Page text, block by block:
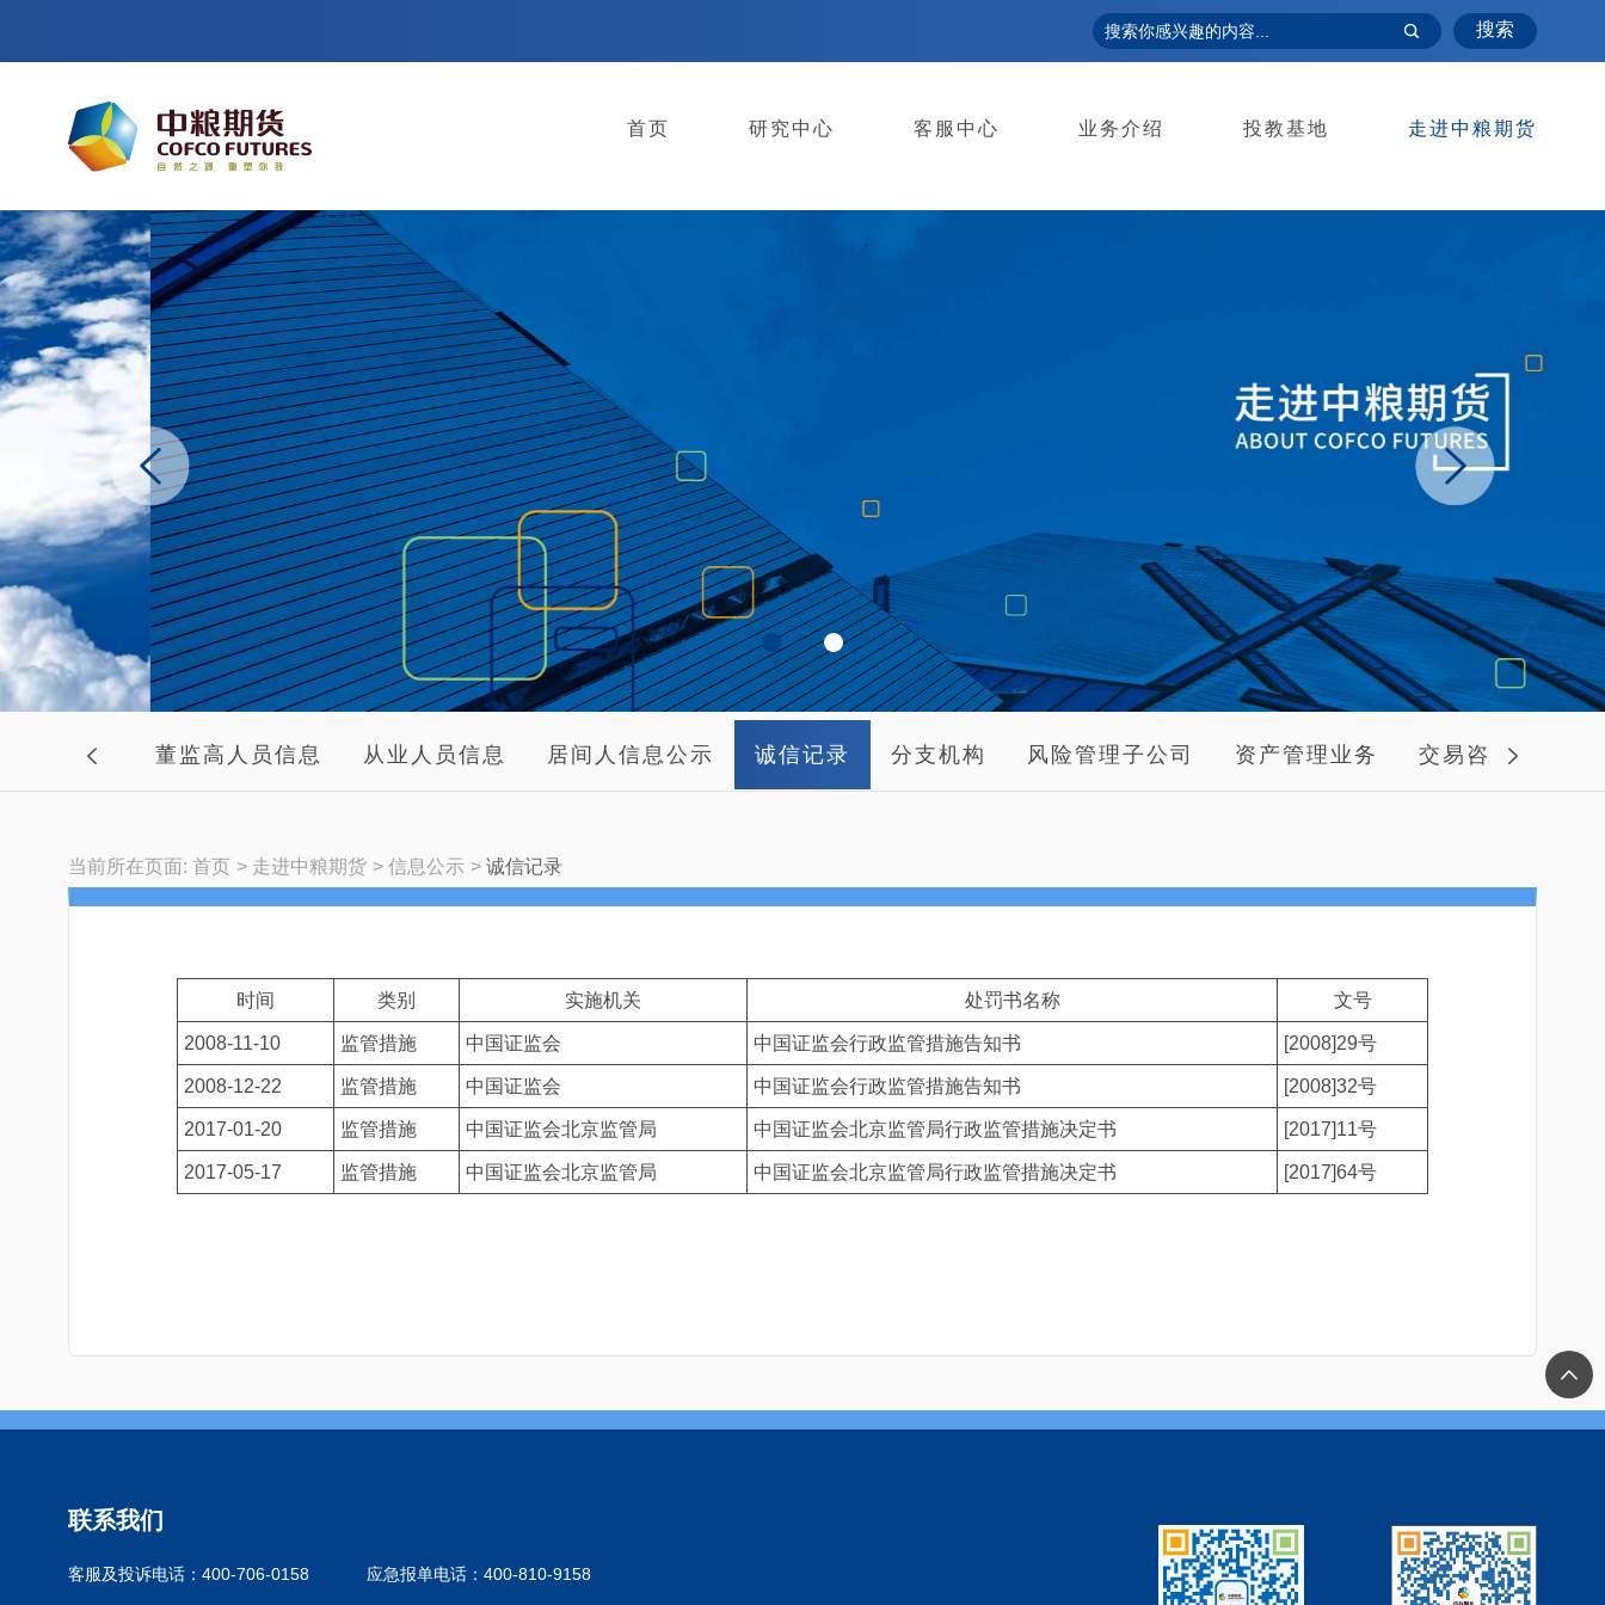
搜索
首页 研究中心 客服中心 业务介绍 投教基地 走进中粮期货
历史情况 董监高人员信息 从业人员信息 居间人信息公示 诚信记录 分支机构 风险管理子公司 资产管理业务 交易咨询业务
当前所在页面: 首页 走进中粮期货 信息公示 诚信记录
时间 类别 实施机关 处罚书名称 文号
2008-11-10 监管措施 中国证监会 中国证监会行政监管措施告知书 [2008]29号
2008-12-22 监管措施 中国证监会 中国证监会行政监管措施告知书 [2008]32号
2017-01-20 监管措施 中国证监会北京监管局 中国证监会北京监管局行政监管措施决定书 [2017]11号
2017-05-17 监管措施 中国证监会北京监管局 中国证监会北京监管局行政监管措施决定书 [2017]64号
联系我们
客服及投诉电话：400-706-0158 应急报单电话：400-810-9158